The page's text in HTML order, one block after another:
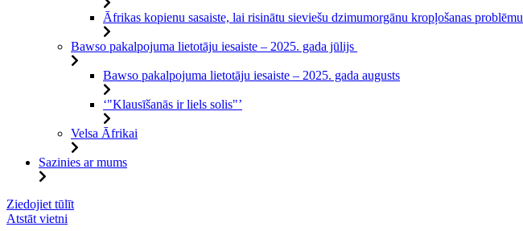
Āfrikas kopienu sasaiste, lai risinātu sieviešu dzimumorgānu kropļošanas problēmu
Bawso pakalpojuma lietotāju iesaiste – 2025. gada jūlijs
Bawso pakalpojuma lietotāju iesaiste – 2025. gada augusts
‘"Klausīšanās ir liels solis"’
Velsa Āfrikai
Sazinies ar mums
Pāriet
uz
Ziedojiet tūlīt
Atstāt vietni